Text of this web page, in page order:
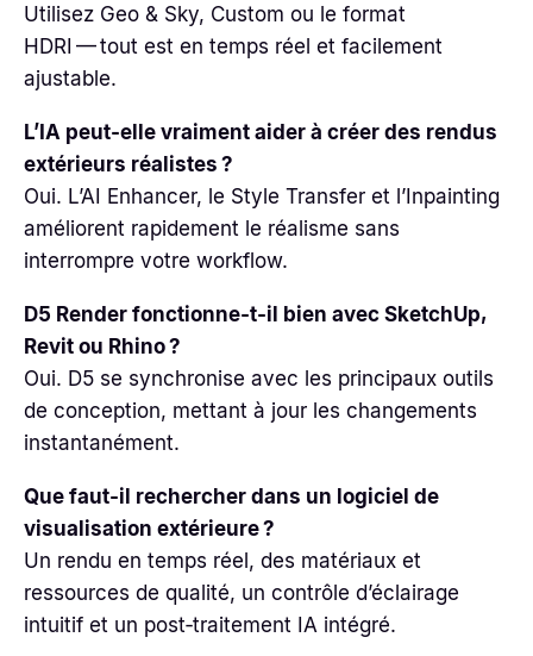
Utilisez Geo & Sky, Custom ou le format
HDRI — tout est en temps réel et facilement
ajustable.
L’IA peut‑elle vraiment aider à créer des rendus
extérieurs réalistes ?
Oui. L’AI Enhancer, le Style Transfer et l’Inpainting
améliorent rapidement le réalisme sans
interrompre votre workflow.
D5 Render fonctionne‑t‑il bien avec SketchUp,
Revit ou Rhino ?
Oui. D5 se synchronise avec les principaux outils
de conception, mettant à jour les changements
instantanément.
Que faut‑il rechercher dans un logiciel de
visualisation extérieure ?
Un rendu en temps réel, des matériaux et
ressources de qualité, un contrôle d’éclairage
intuitif et un post‑traitement IA intégré.